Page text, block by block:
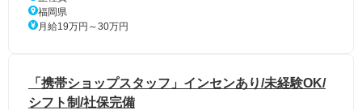
福岡県
月給19万円～30万円
「携帯ショップスタッフ」インセンあり/未経験OK/
シフト制/社保完備